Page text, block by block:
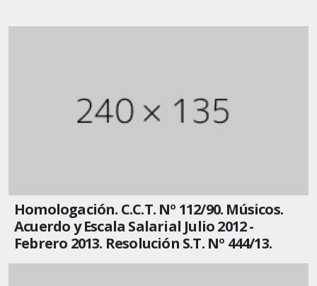
Homologación. C.C.T. Nº 112/90. Músicos.
Acuerdo y Escala Salarial Julio 2012 -
Febrero 2013. Resolución S.T. Nº 444/13.